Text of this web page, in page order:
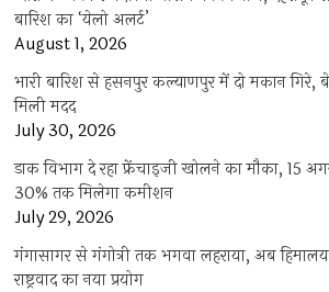
बारिश का ‘येलो अलर्ट’
August 1, 2026
भारी बारिश से हसनपुर कल्याणपुर में दो मकान गिरे,
मिली मदद
July 30, 2026
डाक विभाग दे रहा फ्रेंचाइजी खोलने का मौका, 15
30% तक मिलेगा कमीशन
July 29, 2026
गंगासागर से गंगोत्री तक भगवा लहराया, अब हिमालय
राष्ट्रवाद का नया प्रयोग